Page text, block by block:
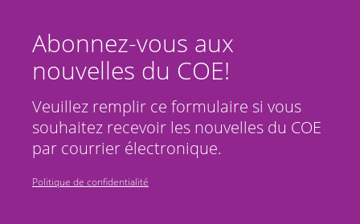
Abonnez-vous aux
nouvelles du COE!
Veuillez remplir ce formulaire si vous
souhaitez recevoir les nouvelles du COE
par courrier électronique.
Politique de confidentialité